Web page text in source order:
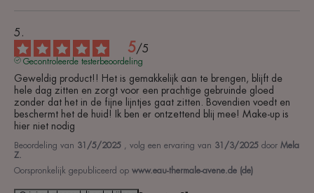
5/5
Gecontroleerde testerbeoordeling
Geweldig product!! Het is gemakkelijk aan te brengen, blijft de
hele dag zitten en zorgt voor een prachtige gebruinde gloed
zonder dat het in de fijne lijntjes gaat zitten. Bovendien voedt en
beschermt het de huid! Ik ben er ontzettend blij mee! Make-up is
hier niet nodig
Beoordeling van 31/5/2025 , volg een ervaring van 31/3/2025 door Mela
Z.
Oorspronkelijk gepubliceerd op www.eau-thermale-avene.de (de)